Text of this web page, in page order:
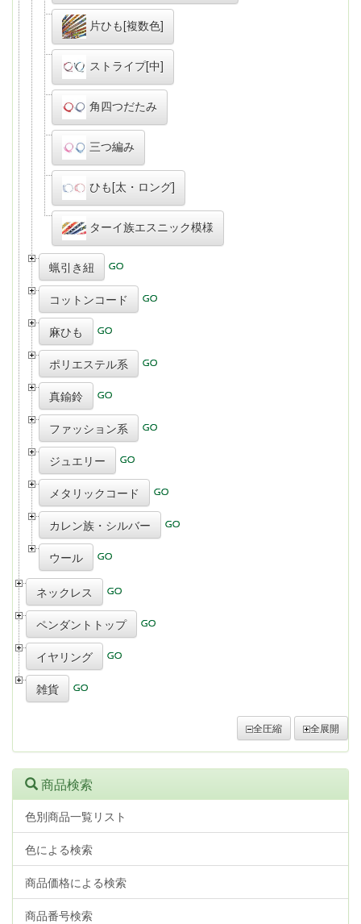
片ひも[複数色]
ストライプ[中]
角四つだたみ
三つ編み
ひも[太・ロング]
ターイ族エスニック模様
蝋引き紐
コットンコード
麻ひも
ポリエステル系
真鍮鈴
ファッション系
ジュエリー
メタリックコード
カレン族・シルバー
ウール
ネックレス
ペンダントトップ
イヤリング
雑貨
全圧縮 全展開
商品検索
色別商品一覧リスト
色による検索
商品価格による検索
商品番号検索